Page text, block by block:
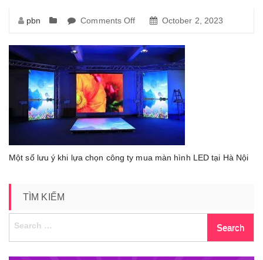
pbn Comments Off
so-
luu-
y-
khi-
lua-
chon-
cong-
man-
ha-
October 2, 2023
Một số lưu ý khi lựa chọn công ty mua màn hình LED tại Hà Nội
TÌM KIẾM
Search